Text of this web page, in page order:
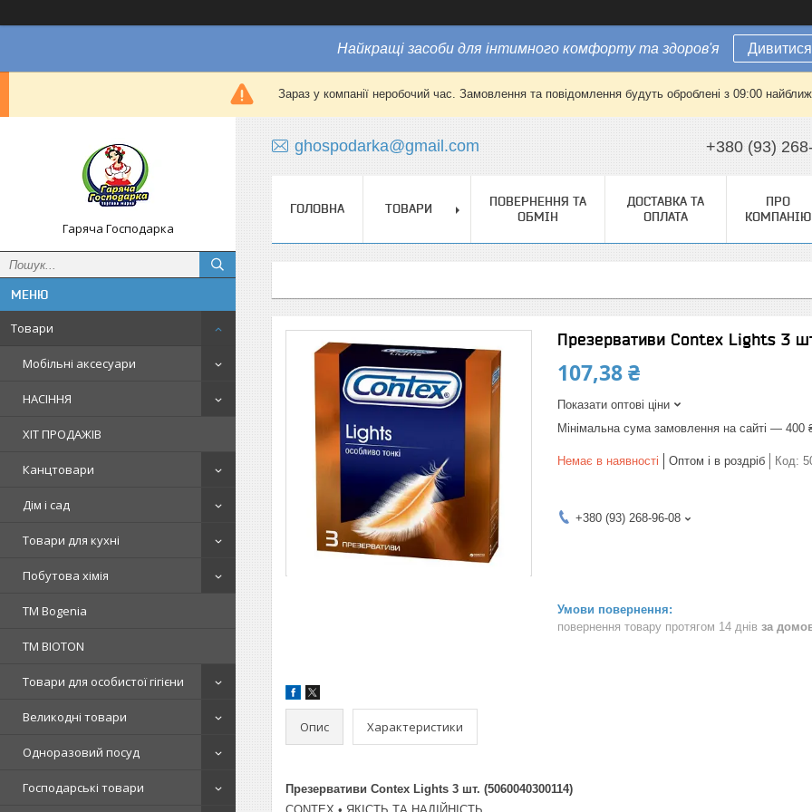
Найкращі засоби для інтимного комфорту та здоров'я
Зараз у компанії неробочий час. Замовлення та повідомлення будуть оброблені з 09:00
Гаряча Господарка
Товари
Мобільні аксесуари
НАСІННЯ
ХІТ ПРОДАЖІВ
Канцтовари
Дім і сад
Товари для кухні
Побутова хімія
ТМ Bogenia
ТМ BIOTON
Товари для особистої гігієни
Великодні товари
Одноразовий посуд
Господарські товари
ghospodarka@gmail.com +380 (93)
ГОЛОВНА ТОВАРИ
ПОВЕРНЕННЯ ТА
ОБМІН
ДОСТАВКА ТА
ОПЛАТА
ПРО
КОМПАНІЮ
Презервативи Contex Lights 3
107,38 ₴
Показати оптові ціни
Мінімальна сума замовлення на сайті — 400
Немає в наявності Оптом і в роздріб Код:
+380 (93) 268-96-08
повернення товару протягом 14 днів за
Опис Характеристики
Презервативи Contex Lights 3 шт. (5060040300114)